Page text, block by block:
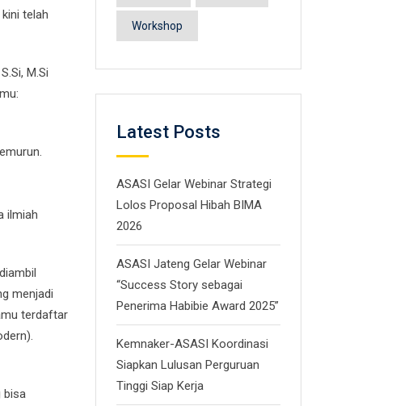
telah
M.Si
ilmiah
menjadi
terdaftar
bisa
Workshop
Latest Posts
ASASI Gelar Webinar Strategi
Lolos Proposal Hibah BIMA
2026
ASASI Jateng Gelar Webinar
“Success Story sebagai
Penerima Habibie Award 2025”
Kemnaker-ASASI Koordinasi
Siapkan Lulusan Perguruan
Tinggi Siap Kerja